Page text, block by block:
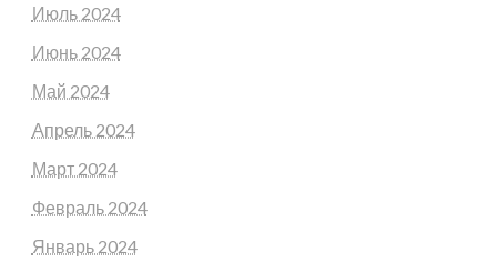
Июль 2024
Июнь 2024
Май 2024
Апрель 2024
Март 2024
Февраль 2024
Январь 2024